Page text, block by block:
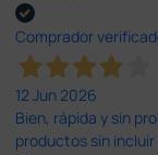
Comprador
12 Jun 2026
Bien, rápida y sin
productos sin incluir